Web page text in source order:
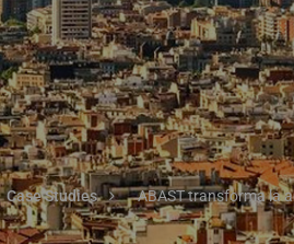
Case Studies ABAST transforma la